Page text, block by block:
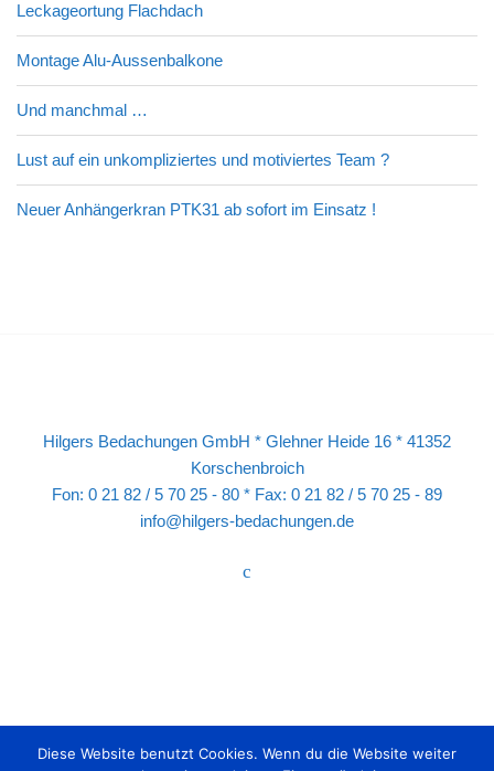
Leckageortung Flachdach
Montage Alu-Aussenbalkone
Und manchmal …
Lust auf ein unkompliziertes und motiviertes Team ?
Neuer Anhängerkran PTK31 ab sofort im Einsatz !
Hilgers Bedachungen GmbH * Glehner Heide 16 * 41352
Korschenbroich
Fon: 0 21 82 / 5 70 25 - 80 * Fax: 0 21 82 / 5 70 25 - 89
info@hilgers-bedachungen.de
Diese Website benutzt Cookies. Wenn du die Website weiter